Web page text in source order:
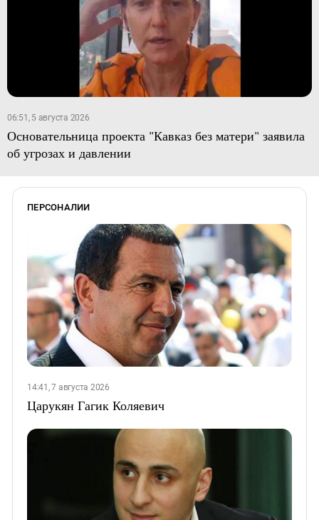
06:51, 5 августа 2026
Основательница проекта "Кавказ без матери" заявила
об угрозах и давлении
ПЕРСОНАЛИИ
14:41, 7 августа 2026
Царукян Гагик Коляевич